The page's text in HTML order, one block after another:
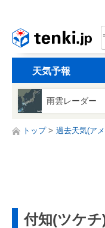
天気予報
雨雲レーダー
トップ 過去天気(ア
付知(ツケ